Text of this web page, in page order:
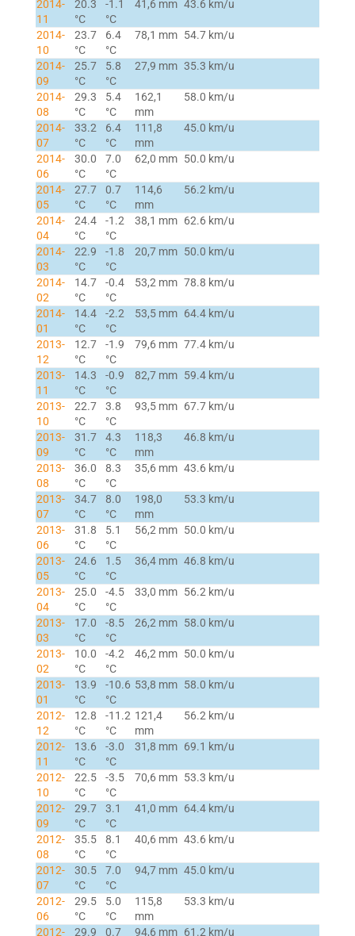
2014-
11
20.3
°C
-1.1
°C
41,6 mm 43.6 km/u
2014-
10
23.7
°C
6.4
°C
78,1 mm 54.7 km/u
2014-
09
25.7
°C
5.8
°C
27,9 mm 35.3 km/u
2014-
08
29.3
°C
5.4
°C
162,1
mm
58.0 km/u
2014-
07
33.2
°C
6.4
°C
111,8
mm
45.0 km/u
2014-
06
30.0
°C
7.0
°C
62,0 mm 50.0 km/u
2014-
05
27.7
°C
0.7
°C
114,6
mm
56.2 km/u
2014-
04
24.4
°C
-1.2
°C
38,1 mm 62.6 km/u
2014-
03
22.9
°C
-1.8
°C
20,7 mm 50.0 km/u
2014-
02
14.7
°C
-0.4
°C
53,2 mm 78.8 km/u
2014-
01
14.4
°C
-2.2
°C
53,5 mm 64.4 km/u
2013-
12
12.7
°C
-1.9
°C
79,6 mm 77.4 km/u
2013-
11
14.3
°C
-0.9
°C
82,7 mm 59.4 km/u
2013-
10
22.7
°C
3.8
°C
93,5 mm 67.7 km/u
2013-
09
31.7
°C
4.3
°C
118,3
mm
46.8 km/u
2013-
08
36.0
°C
8.3
°C
35,6 mm 43.6 km/u
2013-
07
34.7
°C
8.0
°C
198,0
mm
53.3 km/u
2013-
06
31.8
°C
5.1
°C
56,2 mm 50.0 km/u
2013-
05
24.6
°C
1.5
°C
36,4 mm 46.8 km/u
2013-
04
25.0
°C
-4.5
°C
33,0 mm 56.2 km/u
2013-
03
17.0
°C
-8.5
°C
26,2 mm 58.0 km/u
2013-
02
10.0
°C
-4.2
°C
46,2 mm 50.0 km/u
2013-
01
13.9
°C
-10.6
°C
53,8 mm 58.0 km/u
2012-
12
12.8
°C
-11.2
°C
121,4
mm
56.2 km/u
2012-
11
13.6
°C
-3.0
°C
31,8 mm 69.1 km/u
2012-
10
22.5
°C
-3.5
°C
70,6 mm 53.3 km/u
2012-
09
29.7
°C
3.1
°C
41,0 mm 64.4 km/u
2012-
08
35.5
°C
8.1
°C
40,6 mm 43.6 km/u
2012-
07
30.5
°C
7.0
°C
94,7 mm 45.0 km/u
2012-
06
29.5
°C
5.0
°C
115,8
mm
53.3 km/u
2012- 29.9 0.7 94,6 mm 61.2 km/u